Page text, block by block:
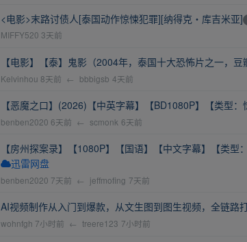
<电影>末路讨债人[泰国动作惊悚犯罪][纳得克・库吉米亚]
MIFFY520 3天前
【电影】【泰】鬼影（2004年，泰国十大恐怖片之一，
Kelvinhou 8天前 ← bbbigsb 4天前
【恶魔之口】(2026)【中英字幕】【BD1080P】【类型：
benben2020 6天前 ← scmonk 6天前
【房州探案录】【1080P】【国语】【中文字幕】【类型
迅雷网盘
benben2020 7天前 ← jeffmofing 7天前
AI视频制作从入门到爆款，从文生图到图生视频，全链路
wohnfgh 7小时前 ← treere123 7小时前